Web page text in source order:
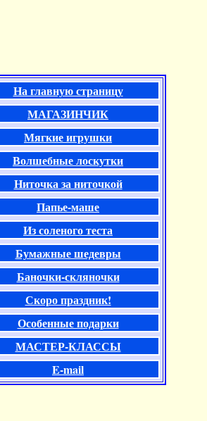
На главную страницу
МАГАЗИНЧИК
Мягкие игрушки
Волшебные лоскутки
Ниточка за ниточкой
Папье-маше
Из соленого теста
Бумажные шедевры
Баночки-скляночки
Скоро праздник!
Особенные подарки
МАСТЕР-КЛАССЫ
E-mail